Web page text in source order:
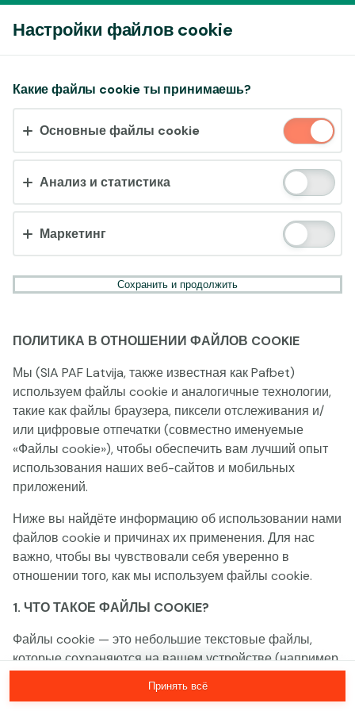
Эта игра недоступна как демо-версия.
Пожалуйста, авторизуйся, чтобы играть в
эту игру на реальные деньги.
Войти
Принять файлы cookie?
На этом веб-сайте используются 3 различных типа
файлов cookie: основные, отслеживающие и
маркетинговые.
Настройки и информация
Настройки файлов cookie
Какие файлы cookie ты принимаешь?
Основные файлы cookie
Анализ и статистика
Маркетинг
Сохранить и продолжить
ПОЛИТИКА В ОТНОШЕНИИ ФАЙЛОВ COOKIE
Мы (SIA PAF Latvija, также известная как Pafbet)
используем файлы cookie и аналогичные технологии,
такие как файлы браузера, пиксели отслеживания и/
или цифровые отпечатки (совместно именуемые
«Файлы cookie»), чтобы обеспечить вам лучший опыт
использования наших веб-сайтов и мобильных
приложений.
Ниже вы найдёте информацию об использовании нами
файлов cookie и причинах их применения. Для нас
важно, чтобы вы чувствовали себя уверенно в
отношении того, как мы используем файлы cookie.
1. ЧТО ТАКОЕ ФАЙЛЫ COOKIE?
Файлы cookie — это небольшие текстовые файлы,
которые сохраняются на вашем устройстве (например,
на компьютере, мобильном телефоне или планшете)
при посещении наших веб-сайтов. Размещение
Принять всё